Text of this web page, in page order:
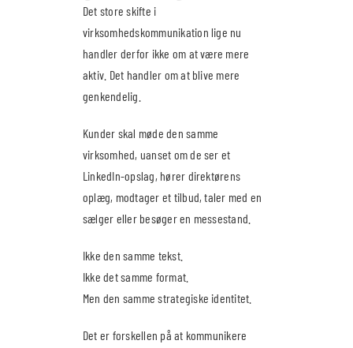
Det store skifte i
virksomhedskommunikation lige nu
handler derfor ikke om at være mere
aktiv. Det handler om at blive mere
genkendelig.
Kunder skal møde den samme
virksomhed, uanset om de ser et
LinkedIn-opslag, hører direktørens
oplæg, modtager et tilbud, taler med en
sælger eller besøger en messestand.
Ikke den samme tekst.
Ikke det samme format.
Men den samme strategiske identitet.
Det er forskellen på at kommunikere